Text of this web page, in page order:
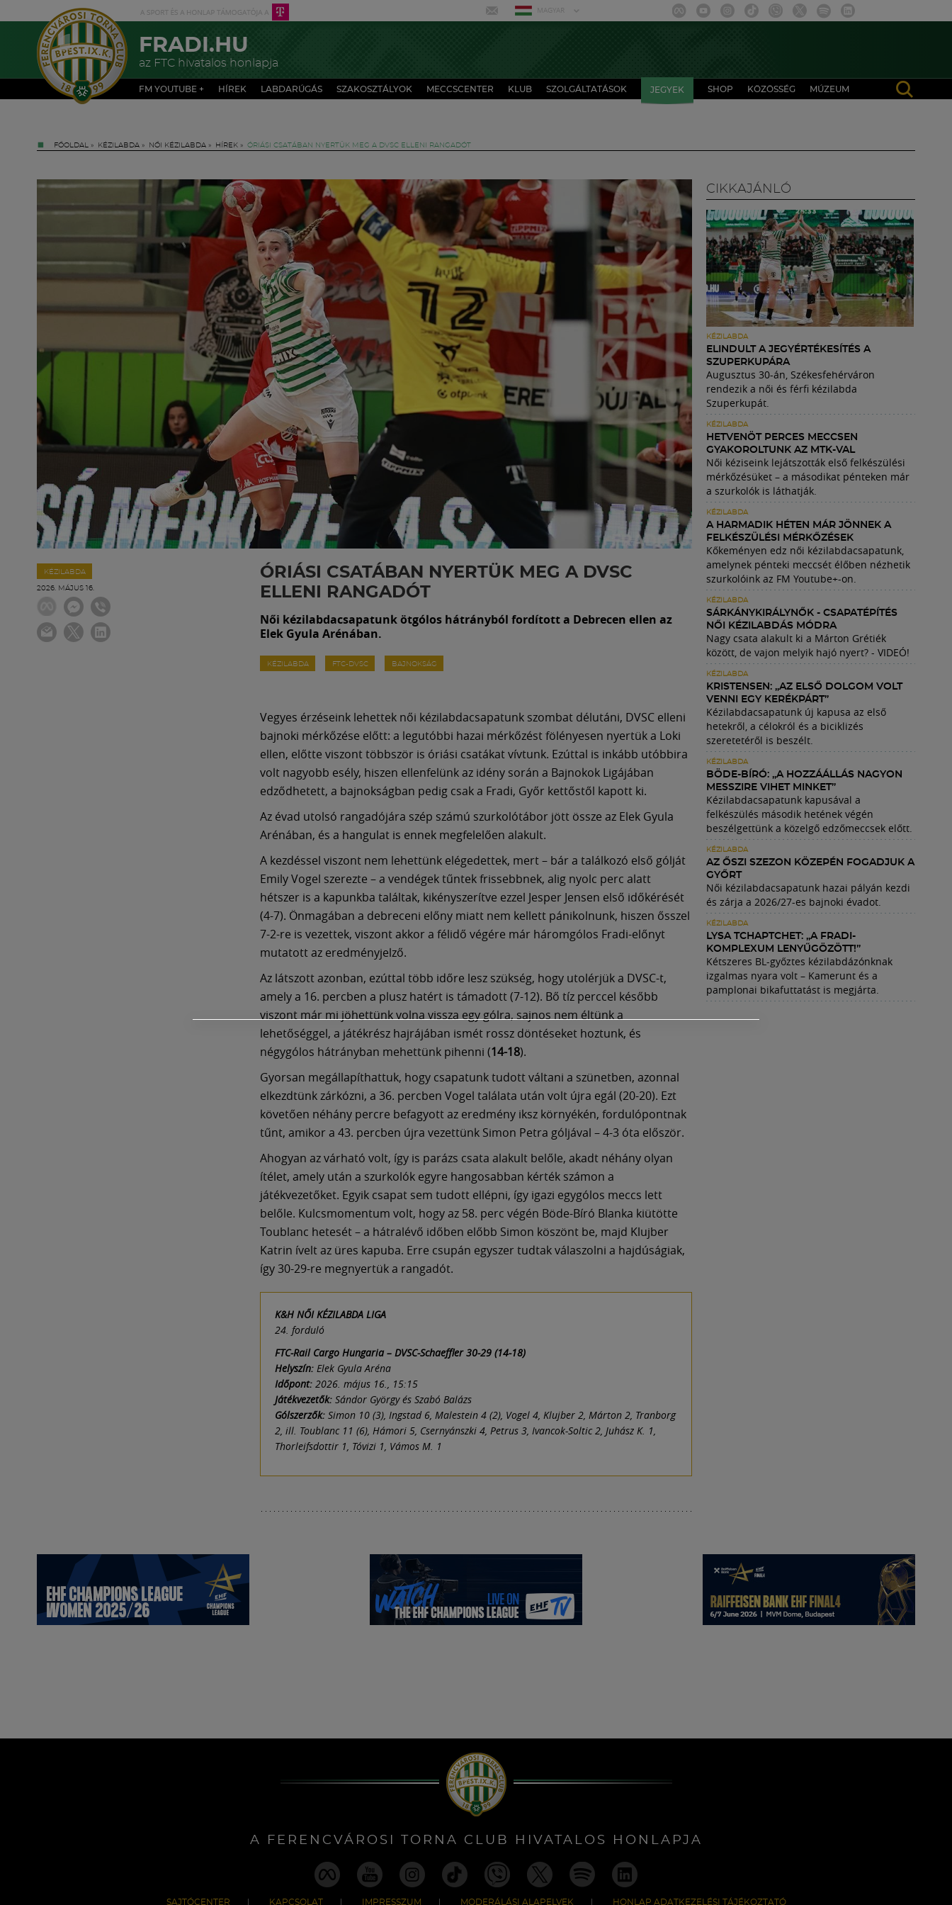
MAGYAR
FRADI.HU
az FTC hivatalos honlapja
FM YOUTUBE + HÍREK LABDARÚGÁS SZAKOSZTÁLYOK MECCSCENTER KLUB SZOLGÁLTATÁSOK JEGYEK SHOP KÖZÖSSÉG MÚZEUM
FŐOLDAL » KÉZILABDA » NŐI KÉZILABDA » HÍREK » ÓRIÁSI CSATÁBAN NYERTÜK MEG A DVSC ELLENI RANGADÓT
KÉZILABDA
2026. MÁJUS 16.
ÓRIÁSI CSATÁBAN NYERTÜK MEG A DVSC
ELLENI RANGADÓT
Női kézilabdacsapatunk ötgólos hátrányból fordított a Debrecen ellen az
Elek Gyula Arénában.
KÉZILABDA FTC-DVSC BAJNOKSÁG
Vegyes érzéseink lehettek női kézilabdacsapatunk szombat délutáni, DVSC elleni
bajnoki mérkőzése előtt: a legutóbbi hazai mérkőzést fölényesen nyertük a Loki
ellen, előtte viszont többször is óriási csatákat vívtunk. Ezúttal is inkább utóbbira
volt nagyobb esély, hiszen ellenfelünk az idény során a Bajnokok Ligájában
edződhetett, a bajnokságban pedig csak a Fradi, Győr kettőstől kapott ki.
Az évad utolsó rangadójára szép számú szurkolótábor jött össze az Elek Gyula
Arénában, és a hangulat is ennek megfelelően alakult.
A kezdéssel viszont nem lehettünk elégedettek, mert – bár a találkozó első gólját
Emily Vogel szerezte – a vendégek tűntek frissebbnek, alig nyolc perc alatt
hétszer is a kapunkba találtak, kikényszerítve ezzel Jesper Jensen első időkérését
(4-7). Önmagában a debreceni előny miatt nem kellett pánikolnunk, hiszen ősszel
7-2-re is vezettek, viszont akkor a félidő végére már háromgólos Fradi-előnyt
mutatott az eredményjelző.
Az látszott azonban, ezúttal több időre lesz szükség, hogy utolérjük a DVSC-t,
amely a 16. percben a plusz hatért is támadott (7-12). Bő tíz perccel később
viszont már mi jöhettünk volna vissza egy gólra, sajnos nem éltünk a
lehetőséggel, a játékrész hajrájában ismét rossz döntéseket hoztunk, és
négygólos hátrányban mehettünk pihenni (14-18).
Gyorsan megállapíthattuk, hogy csapatunk tudott váltani a szünetben, azonnal
elkezdtünk zárkózni, a 36. percben Vogel találata után volt újra egál (20-20). Ezt
követően néhány percre befagyott az eredmény iksz környékén, fordulópontnak
tűnt, amikor a 43. percben újra vezettünk Simon Petra góljával – 4-3 óta először.
Ahogyan az várható volt, így is parázs csata alakult belőle, akadt néhány olyan
ítélet, amely után a szurkolók egyre hangosabban kérték számon a
játékvezetőket. Egyik csapat sem tudott ellépni, így igazi egygólos meccs lett
belőle. Kulcsmomentum volt, hogy az 58. perc végén Böde-Bíró Blanka kiütötte
Toublanc hetesét – a hátralévő időben előbb Simon köszönt be, majd Klujber
Katrin ívelt az üres kapuba. Erre csupán egyszer tudtak válaszolni a hajdúságiak,
így 30-29-re megnyertük a rangadót.
K&H NŐI KÉZILABDA LIGA
24. forduló
FTC-Rail Cargo Hungaria – DVSC-Schaeffler 30-29 (14-18)
Helyszín: Elek Gyula Aréna
Időpont: 2026. május 16., 15:15
Játékvezetők: Sándor György és Szabó Balázs
Gólszerzők: Simon 10 (3), Ingstad 6, Malestein 4 (2), Vogel 4, Klujber 2, Márton 2, Tranborg
2, ill. Toublanc 11 (6), Hámori 5, Csernyánszki 4, Petrus 3, Ivancok-Soltic 2, Juhász K. 1,
Thorleifsdottir 1, Tóvizi 1, Vámos M. 1
CIKKAJÁNLÓ
KÉZILABDA
ELINDULT A JEGYÉRTÉKESÍTÉS A
SZUPERKUPÁRA
Augusztus 30-án, Székesfehérváron
rendezik a női és férfi kézilabda
Szuperkupát.
KÉZILABDA
HETVENÖT PERCES MECCSEN
GYAKOROLTUNK AZ MTK-VAL
Női kéziseink lejátszották első felkészülési
mérkőzésüket – a másodikat pénteken már
a szurkolók is láthatják.
KÉZILABDA
A HARMADIK HÉTEN MÁR JÖNNEK A
FELKÉSZÜLÉSI MÉRKŐZÉSEK
Kőkeményen edz női kézilabdacsapatunk,
amelynek pénteki meccsét élőben nézhetik
szurkolóink az FM Youtube+-on.
KÉZILABDA
SÁRKÁNYKIRÁLYNŐK - CSAPATÉPÍTÉS
NŐI KÉZILABDÁS MÓDRA
Nagy csata alakult ki a Márton Grétiék
között, de vajon melyik hajó nyert? - VIDEÓ!
KÉZILABDA
KRISTENSEN: „AZ ELSŐ DOLGOM VOLT
VENNI EGY KERÉKPÁRT”
Kézilabdacsapatunk új kapusa az első
hetekről, a célokról és a biciklizés
szeretetéről is beszélt.
KÉZILABDA
BÖDE-BÍRÓ: „A HOZZÁÁLLÁS NAGYON
MESSZIRE VIHET MINKET”
Kézilabdacsapatunk kapusával a
felkészülés második hetének végén
beszélgettünk a közelgő edzőmeccsek előtt.
KÉZILABDA
AZ ŐSZI SZEZON KÖZEPÉN FOGADJUK A
GYŐRT
Női kézilabdacsapatunk hazai pályán kezdi
és zárja a 2026/27-es bajnoki évadot.
KÉZILABDA
LYSA TCHAPTCHET: „A FRADI-
KOMPLEXUM LENYŰGÖZÖTT!”
Kétszeres BL-győztes kézilabdázónknak
izgalmas nyara volt – Kamerunt és a
pamplonai bikafuttatást is megjárta.
A FERENCVÁROSI TORNA CLUB HIVATALOS HONLAPJA
SAJTÓCENTER KAPCSOLAT IMPRESSZUM MODERÁLÁSI ALAPELVEK HONLAP ADATKEZELÉSI TÁJÉKOZTATÓ